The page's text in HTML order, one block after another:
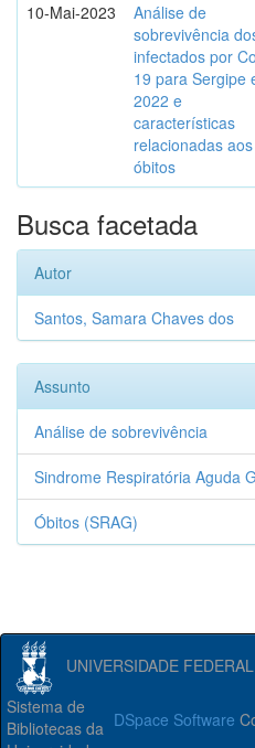
10-Mai-2023
Análise de
sobrevivência
infectados por
19 para Sergipe
2022 e
características
relacionadas aos
óbitos
Busca facetada
Autor
Santos, Samara Chaves dos
Assunto
Análise de sobrevivência
Sindrome Respiratória Aguda
Óbitos (SRAG)
UNIVERSIDADE
DSpace Software
Sistema de
Bibliotecas da